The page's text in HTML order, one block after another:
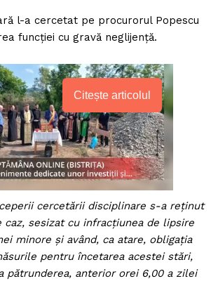
l-a cercetat pe procurorul Popescu
funcţiei cu gravă neglijenţă.
Citește articolul
cercetării disciplinare s-a reţinut
caz, sesizat cu infracţiunea de lipsire
minore şi având, ca atare, obligaţia
pentru încetarea acestei stări,
pătrunderea, anterior orei 6,00 a zilei